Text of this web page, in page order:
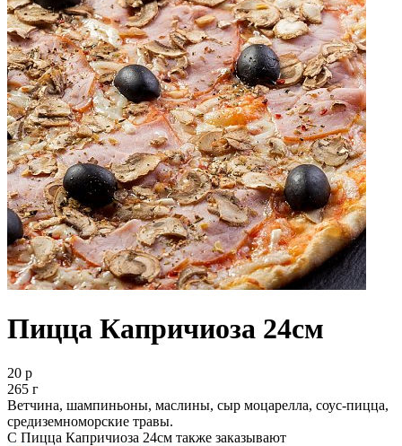
Пицца Капричиоза 24см
20 р
265 г
Ветчина, шампиньоны, маслины, сыр моцарелла, соус-пицца,
средиземноморские травы.
С Пицца Капричиоза 24см также заказывают